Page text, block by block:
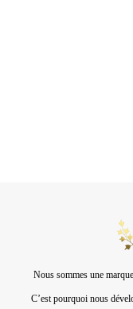
Nous sommes une
C’est pourquoi nous